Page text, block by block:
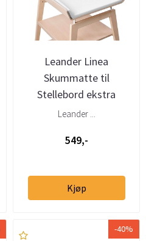
Leander Linea
Skummatte til
Stellebord ekstra
Leander ...
549,-
Kjøp
-40%